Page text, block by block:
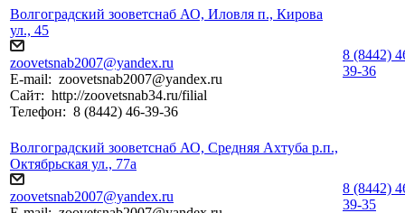
Волгоградский зооветснаб АО, Иловля п., Кирова
ул., 45
zoovetsnab2007@yandex.ru
E-mail: zoovetsnab2007@yandex.ru
Сайт: http://zoovetsnab34.ru/filial
Телефон: 8 (8442) 46-39-36
8 (8442)
39-36
Волгоградский зооветснаб АО, Средняя Ахтуба р.п.,
Октябрьская ул., 77а
zoovetsnab2007@yandex.ru
8 (8442)
39-35